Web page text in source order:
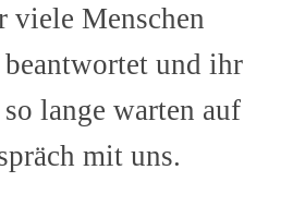
viele Menschen
und ihr
lange warten auf
mit uns.